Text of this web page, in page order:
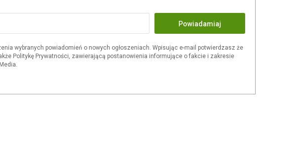
Powiadamiaj
wybranych powiadomień o nowych ogłoszeniach. Wpisując e-mail potwierdzasz że
Politykę Prywatności, zawierającą postanowienia informujące o fakcie i zakresie